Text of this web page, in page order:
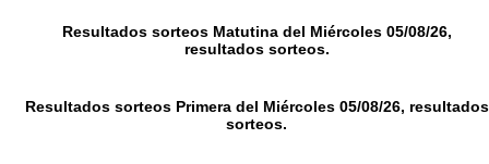
Resultados sorteos Matutina del Miércoles 05/08/26,
resultados sorteos.
Resultados sorteos Primera del Miércoles 05/08/26, resultados
sorteos.